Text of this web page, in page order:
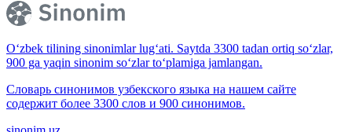
O‘zbek tilining sinonimlar lug‘ati. Saytda 3300 tadan ortiq so‘zlar,
900 ga yaqin sinonim so‘zlar to‘plamiga jamlangan.
Словарь синонимов узбекского языка на нашем сайте
содержит более 3300 слов и 900 синонимов.